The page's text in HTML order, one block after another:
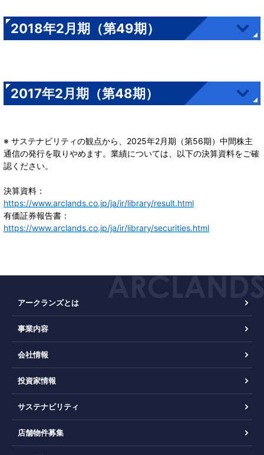
2018年2月期（第49期）
2017年2月期（第48期）
※ サステナビリティの観点から、2025年2月期（第56期）中間株主
通信の発行を取りやめます。業績については、以下の決算資料をご確
認ください。
決算資料：
https://www.arclands.co.jp/ja/ir/library/result.html
有価証券報告書：
https://www.arclands.co.jp/ja/ir/library/securities.html
アークランズとは
事業内容
会社情報
投資家情報
サステナビリティ
店舗物件募集